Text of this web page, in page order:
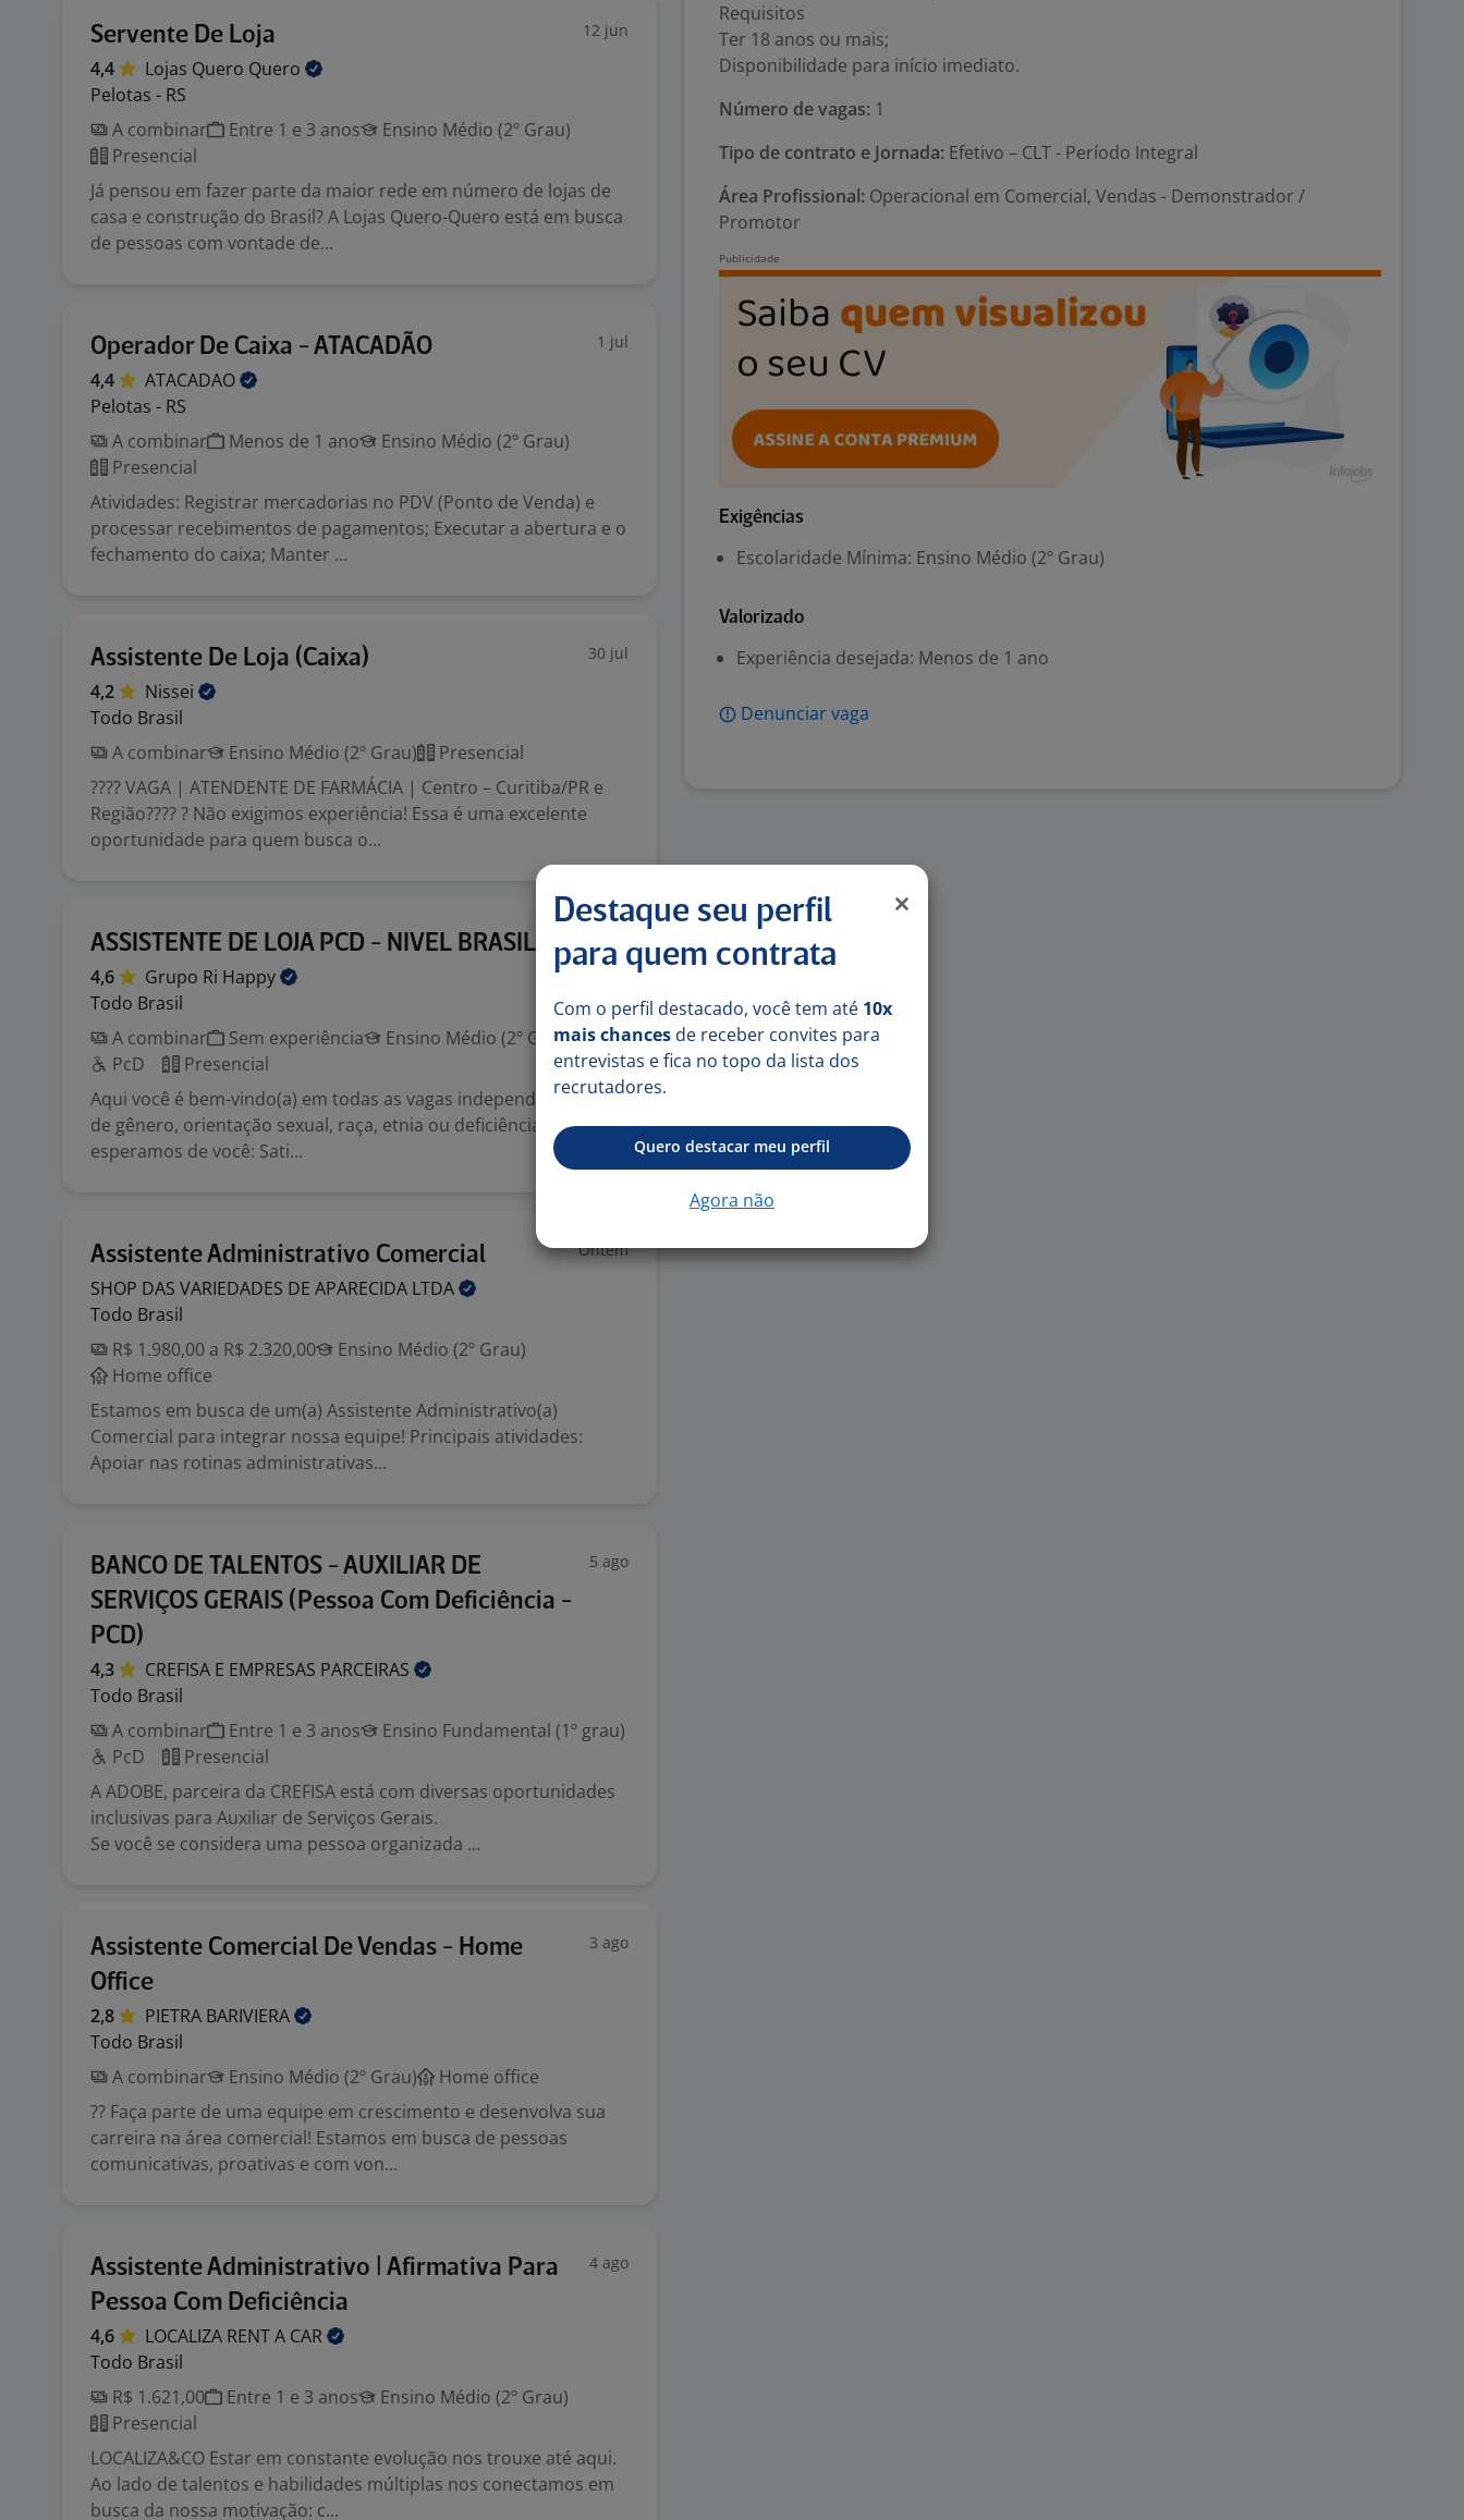
Servente De Loja 12 jun
4,4 Lojas Quero Quero
Pelotas - RS
A combinar
Entre 1 e 3 anos
Ensino Médio (2º Grau)
Presencial
Já pensou em fazer parte da maior rede em número de lojas de
casa e construção do Brasil? A Lojas Quero-Quero está em busca
de pessoas com vontade de...
Operador De Caixa - ATACADÃO 1 jul
4,4
ATACADAO
Pelotas - RS
A combinar
Menos de 1 ano
Ensino Médio (2º Grau)
Presencial
Atividades: Registrar mercadorias no PDV (Ponto de Venda) e
processar recebimentos de pagamentos; Executar a abertura e o
fechamento do caixa; Manter ...
Assistente De Loja (Caixa) 30 jul
4,2
Nissei
Todo Brasil
A combinar
Ensino Médio (2º Grau)
Presencial
???? VAGA | ATENDENTE DE FARMÁCIA | Centro – Curitiba/PR e
Região???? ? Não exigimos experiência! Essa é uma excelente
oportunidade para quem busca o...
ASSISTENTE DE LOJA PCD - NIVEL BRASIL
4,6 Grupo Ri Happy
Todo Brasil
A combinar
Sem experiência
Ensino Médio (2º Grau)
PcD
Presencial
Aqui você é bem-vindo(a) em todas as vagas independentemente
de gênero, orientação sexual, raça, etnia ou deficiência. O que
esperamos de você: Sati...
Assistente Administrativo Comercial Ontem
SHOP DAS VARIEDADES DE APARECIDA LTDA
Todo Brasil
R$ 1.980,00 a R$ 2.320,00
Ensino Médio (2º Grau)
Home office
Estamos em busca de um(a) Assistente Administrativo(a)
Comercial para integrar nossa equipe! Principais atividades:
Apoiar nas rotinas administrativas...
BANCO DE TALENTOS - AUXILIAR DE
SERVIÇOS GERAIS (Pessoa Com Deficiência -
PCD)
5 ago
4,3 CREFISA E EMPRESAS PARCEIRAS
Todo Brasil
A combinar
Entre 1 e 3 anos
Ensino Fundamental (1º grau)
PcD
Presencial
A ADOBE, parceira da CREFISA está com diversas oportunidades
inclusivas para Auxiliar de Serviços Gerais.
Se você se considera uma pessoa organizada ...
Assistente Comercial De Vendas - Home
Office
3 ago
2,8 PIETRA BARIVIERA
Todo Brasil
A combinar
Ensino Médio (2º Grau)
Home office
?? Faça parte de uma equipe em crescimento e desenvolva sua
carreira na área comercial! Estamos em busca de pessoas
comunicativas, proativas e com von...
Assistente Administrativo | Afirmativa Para
Pessoa Com Deficiência
4 ago
4,6 LOCALIZA RENT A CAR
Todo Brasil
R$ 1.621,00
Entre 1 e 3 anos
Ensino Médio (2º Grau)
Presencial
LOCALIZA&CO Estar em constante evolução nos trouxe até aqui.
Ao lado de talentos e habilidades múltiplas nos conectamos em
busca da nossa motivação: c...
Requisitos
Ter 18 anos ou mais;
Disponibilidade para início imediato.
Número de vagas: 1
Tipo de contrato e Jornada: Efetivo – CLT - Período Integral
Área Profissional: Operacional em Comercial, Vendas - Demonstrador /
Promotor
Exigências
Escolaridade Mínima: Ensino Médio (2º Grau)
Valorizado
Experiência desejada: Menos de 1 ano
Denunciar vaga
Destaque seu perfil
para quem contrata
Com o perfil destacado, você tem até 10x
mais chances de receber convites para
entrevistas e fica no topo da lista dos
recrutadores.
Quero destacar meu perfil
Agora não